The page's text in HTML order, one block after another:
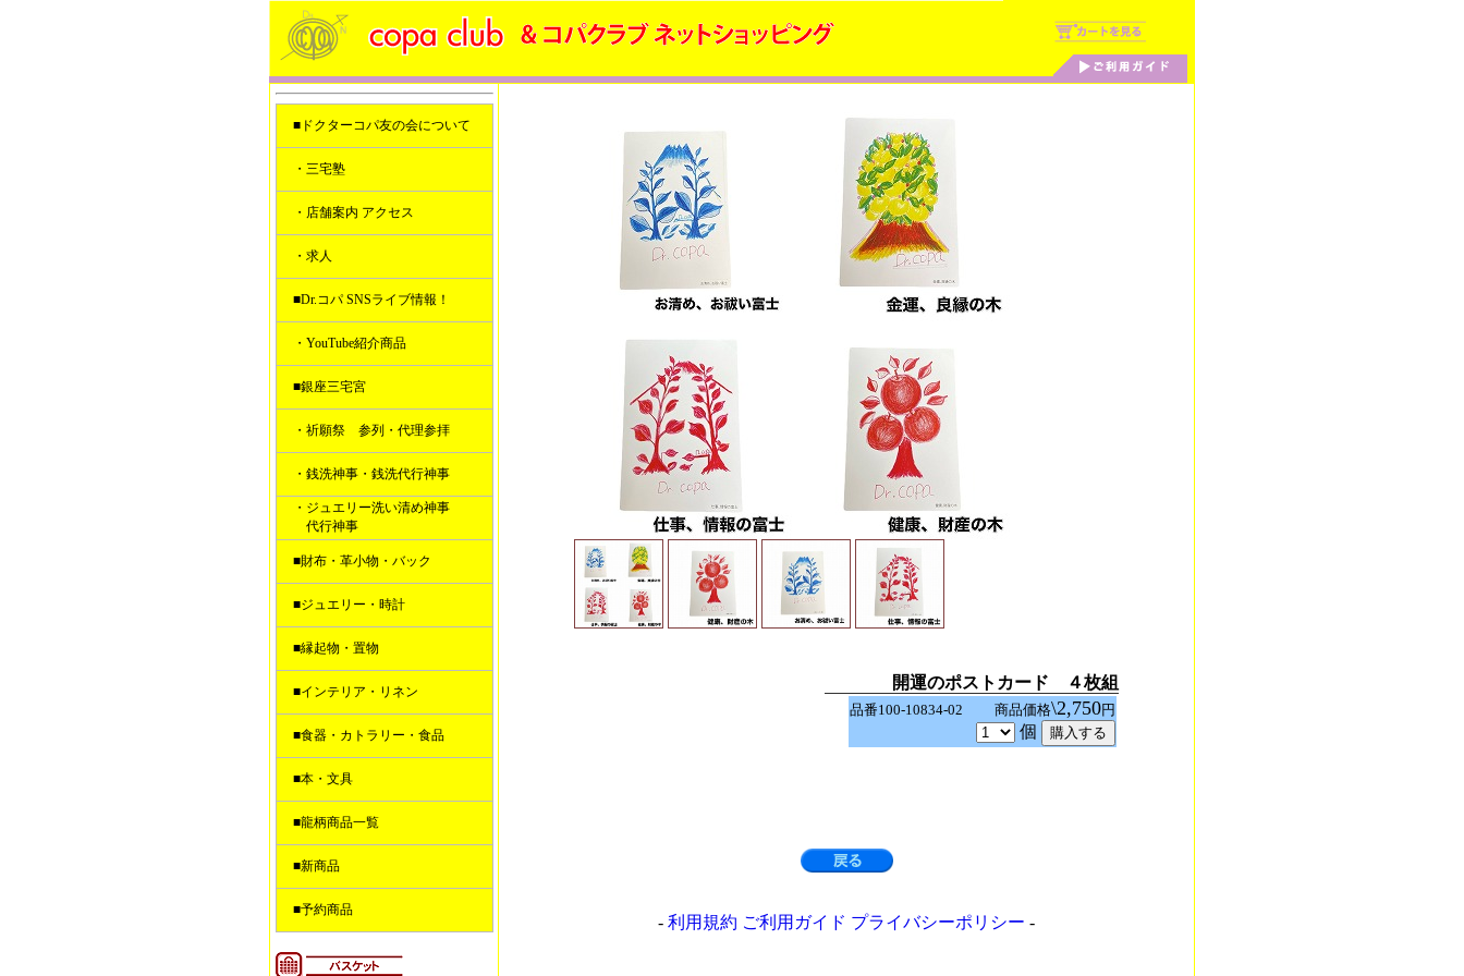
■ドクターコパ友の会について
・三宅塾
・店舗案内 アクセス
・求人
■Dr.コパ SNSライブ情報！
・YouTube紹介商品
■銀座三宅宮
・祈願祭 参列・代理参拝
・銭洗神事・銭洗代行神事
・ジュエリー洗い清め神事
代行神事
■財布・革小物・バック
■ジュエリー・時計
■縁起物・置物
■インテリア・リネン
■食器・カトラリー・食品
■本・文具
■龍柄商品一覧
■新商品
■予約商品
開運のポストカード ４枚組
品番100-10834-02 商品価格\2,750円
個
- 利用規約 ご利用ガイド プライバシーポリシー -